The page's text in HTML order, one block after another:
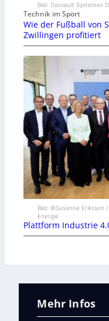
Bild: Dassault Systemes
Technik im Sport
Wie der Fußball von
Zwillingen profitiert
Bild: ©Susanne Eriksson
Energie
Plattform Industrie
Mehr Infos